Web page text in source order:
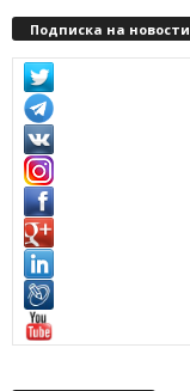
Подписка на новости